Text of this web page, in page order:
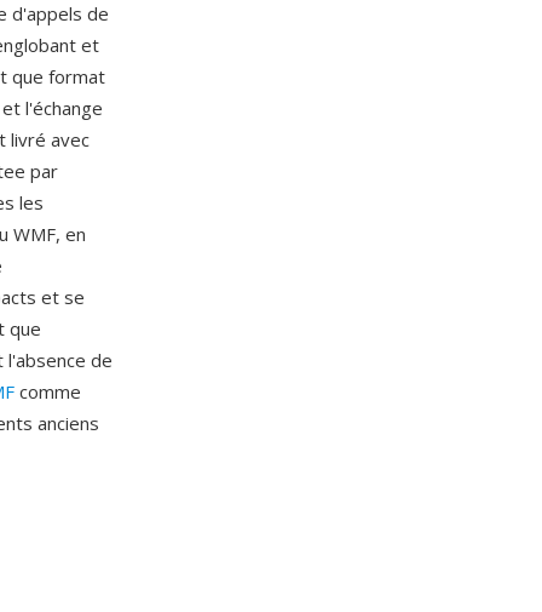
d'appels de
et
que format
l'échange
livré avec
par
les
WMF, en
et se
que
de
comme
anciens